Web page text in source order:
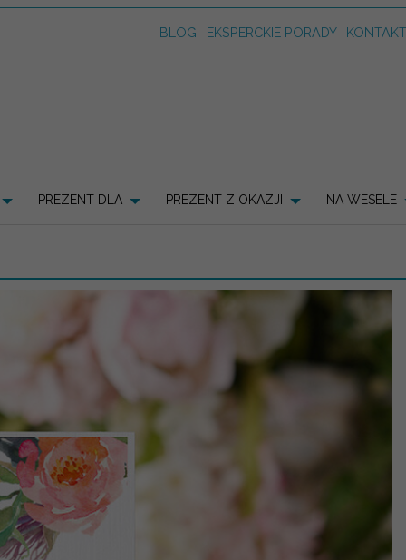
BLOG EKSPERCKIE PORADY
PREZENT DLA PREZENT Z OKAZJI NA WESELE